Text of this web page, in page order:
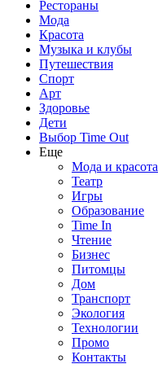
Рестораны
Мода
Красота
Музыка и клубы
Путешествия
Спорт
Арт
Здоровье
Дети
Выбор Time Out
Еще
Мода и красота
Театр
Игры
Образование
Time In
Чтение
Бизнес
Питомцы
Дом
Транспорт
Экология
Технологии
Промо
Контакты